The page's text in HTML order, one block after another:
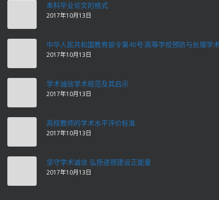
本科毕业论文的格式
2017年10月13日
中华人民共和国教育部令第40号:高等学校预防与处理学
2017年10月13日
学术诚信学术规范及其启示
2017年10月13日
高校教师的学术水平评价标准
2017年10月13日
坚守学术诚信 弘扬道德建设正能量
2017年10月13日